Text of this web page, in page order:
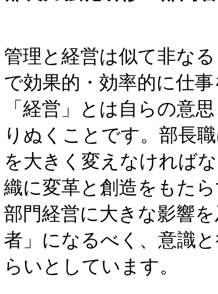
管理と経営は似て非な
で効果的・効率的に仕
「経営」とは自らの意
りぬくことです。部長
を大きく変えなければ
織に変革と創造をもた
部門経営に大きな影響
者」になるべく、意識
らいとしています。